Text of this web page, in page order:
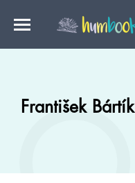
František Bártík